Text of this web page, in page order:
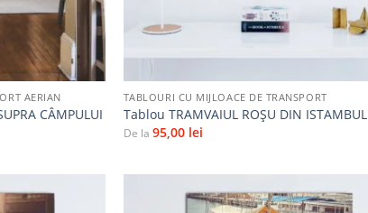
AERIAN
CÂMPULUI
+
TABLOURI CU MIJLOACE DE TRANSPORT
Tablou TRAMVAIUL ROȘU DIN ISTAMBUL
De la 95,00 lei